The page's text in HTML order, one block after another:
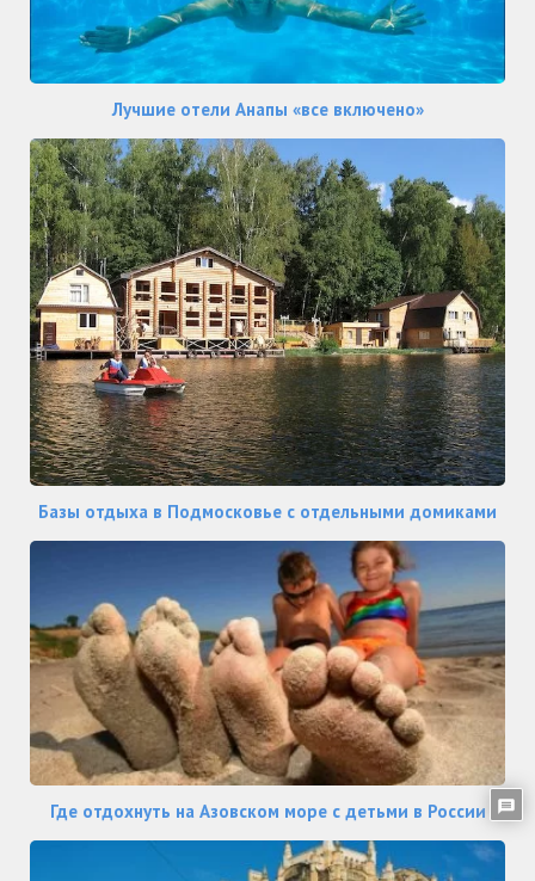
Лучшие отели Анапы «все включено»
Базы отдыха в Подмосковье с отдельными домиками
Где отдохнуть на Азовском море с детьми в России